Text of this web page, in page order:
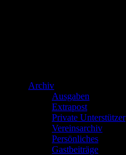
Archiv
Ausgaben
Extrapost
Private Unterstützer
Vereinsarchiv
Persönliches
Gastbeiträge